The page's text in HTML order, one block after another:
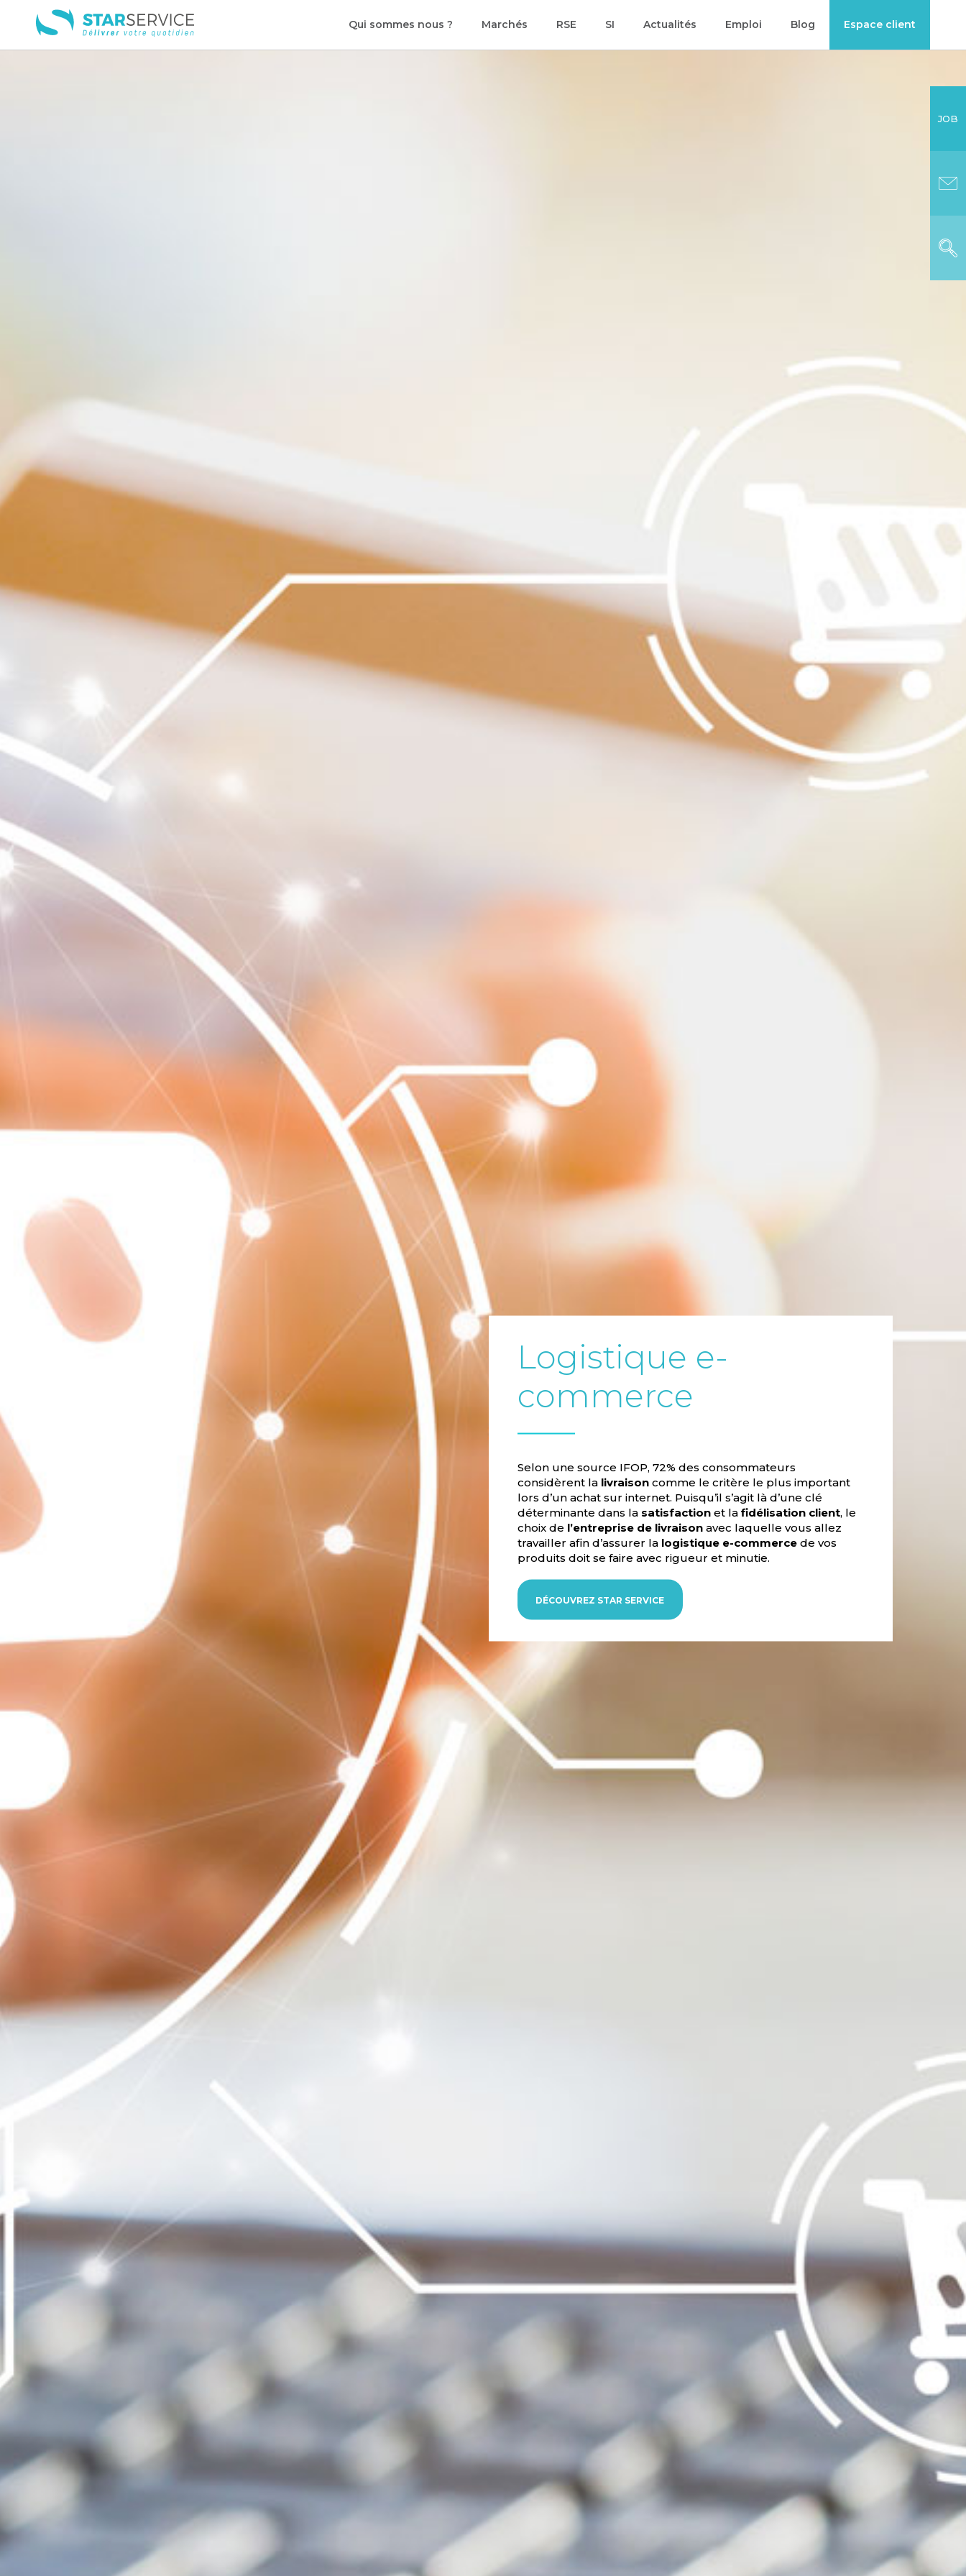
Qui sommes nous ? Marchés RSE SI Actualités Emploi Blog Espace client
Logistique e-
commerce
Selon une source IFOP, 72% des consommateurs
considèrent la livraisoncomme le critère le plus important
lors d’un achat sur internet. Puisqu’il s’agit là d’une clé
déterminante dans la satisfactionet la fidélisation client, le
choix de l’entreprise de livraisonavec laquelle vous allez
travailler afin d’assurer la logistique e-commercede vos
produits doit se faire avec rigueur et minutie.
DÉCOUVREZ STAR SERVICE
JOB